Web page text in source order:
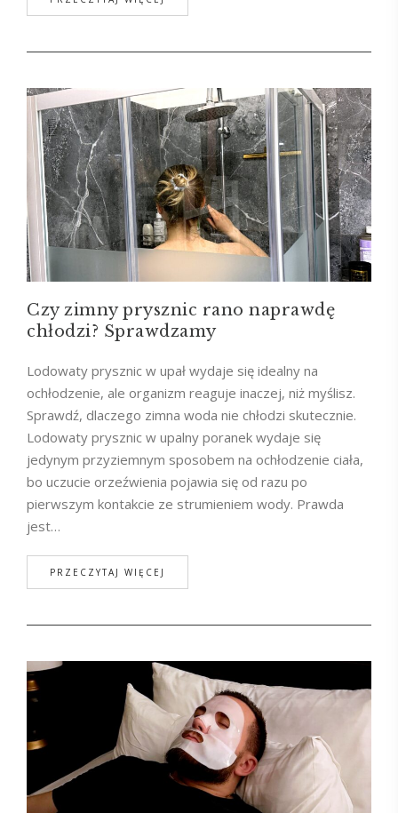
Czy zimny prysznic rano naprawdę
chłodzi? Sprawdzamy
Lodowaty prysznic w upał wydaje się idealny na
ochłodzenie, ale organizm reaguje inaczej, niż myślisz.
Sprawdź, dlaczego zimna woda nie chłodzi skutecznie.
Lodowaty prysznic w upalny poranek wydaje się
jedynym przyziemnym sposobem na ochłodzenie ciała,
bo uczucie orzeźwienia pojawia się od razu po
pierwszym kontakcie ze strumieniem wody. Prawda
jest…
PRZECZYTAJ WIĘCEJ